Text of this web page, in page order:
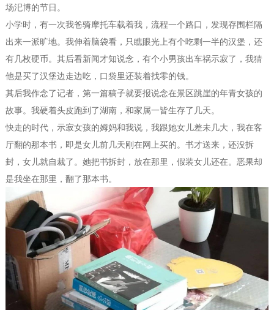
场汜博的节日。
小学时，有一次我爸骑摩托车载着我，流程一个路口，发现存围栏隔
出来一派旷地。我伸着脑袋看，只瞧眼光上有个吃剩一半的汉堡，还
有几枚硬币。其后看新闻才知说念，有个小男孩出车祸示寂了，我猜
他是买了汉堡边走边吃，口袋里还装着找零的钱。
其后我作念了记者，第一篇稿子就要报说念在景区跳崖的年青女孩的
故事。我硬着头皮跑到了湖南，和家属一皆生存了几天。
快走的时代，示寂女孩的姆妈和我说，我跟她女儿差未几大，我在客
厅翻的那本书，即是女儿前几天刚在网上买的。书才送来，还没拆
封，女儿就自裁了。她把书拆封，放在那里，假装女儿还在。恶果却
是我坐在那里，翻了那本书。